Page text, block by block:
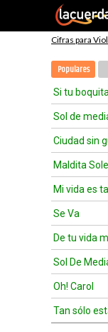
Cifras para
Populares
Si tu
Sol de
Ciudad sin
Maldita
Mi vida es
Se Va
De tu vida
Sol De
Oh! Carol
Tan sólo